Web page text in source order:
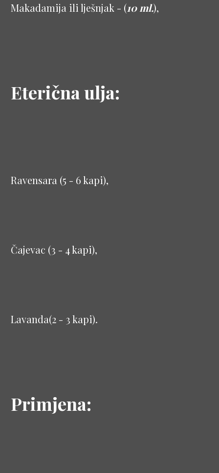
Makadamija ili lješnjak - (10 ml.),
Eterična ulja:
Ravensara (5 - 6 kapi),
Čajevac (3 - 4 kapi),
Lavanda(2 - 3 kapi).
Primjena: